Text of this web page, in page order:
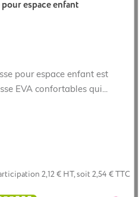
espace enfant
pour espace enfant est
EVA confortables qui...
2,12 € HT, soit 2,54 € TTC